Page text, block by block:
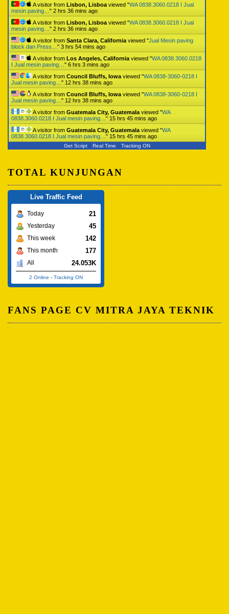
A visitor from Lisbon, Lisboa viewed "WA 0838.3060.0218 I Jual
mesin paving… " 2 hrs 36 mins ago
A visitor from Lisbon, Lisboa viewed "WA 0838.3060.0218 I Jual
mesin paving… " 2 hrs 36 mins ago
A visitor from Santa Clara, California viewed "Jual Mesin paving
block dan Press… " 3 hrs 54 mins ago
A visitor from Los Angeles, California viewed "WA 0838.3060.0218
I Jual mesin paving… " 6 hrs 3 mins ago
A visitor from Council Bluffs, Iowa viewed "WA 0838-3060-0218 I
Jual mesin paving… " 12 hrs 38 mins ago
A visitor from Council Bluffs, Iowa viewed "WA 0838-3060-0218 I
Jual mesin paving… " 12 hrs 38 mins ago
A visitor from Guatemala City, Guatemala viewed "WA
0838.3060.0218 I Jual mesin paving… " 15 hrs 45 mins ago
A visitor from Guatemala City, Guatemala viewed "WA
0838.3060.0218 I Jual mesin paving… " 15 hrs 45 mins ago
Get Script Real Time Tracking ON
TOTAL KUNJUNGAN
Live Traffic Feed
Today 21
Yesterday 45
This week 142
This month 177
All 24.053K
2 Online - Tracking ON
FANS PAGE CV MITRA JAYA TEKNIK